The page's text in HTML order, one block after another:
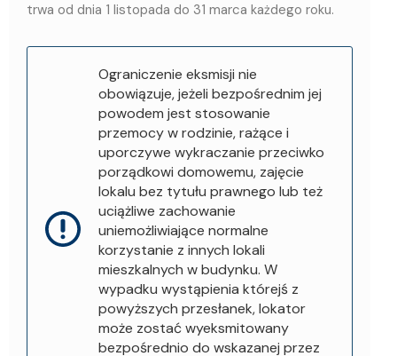
trwa od dnia 1 listopada do 31 marca każdego roku.
Ograniczenie eksmisji nie
obowiązuje, jeżeli bezpośrednim jej
powodem jest stosowanie
przemocy w rodzinie, rażące i
uporczywe wykraczanie przeciwko
porządkowi domowemu, zajęcie
lokalu bez tytułu prawnego lub też
uciążliwe zachowanie
uniemożliwiające normalne
korzystanie z innych lokali
mieszkalnych w budynku. W
wypadku wystąpienia którejś z
powyższych przesłanek, lokator
może zostać wyeksmitowany
bezpośrednio do wskazanej przez